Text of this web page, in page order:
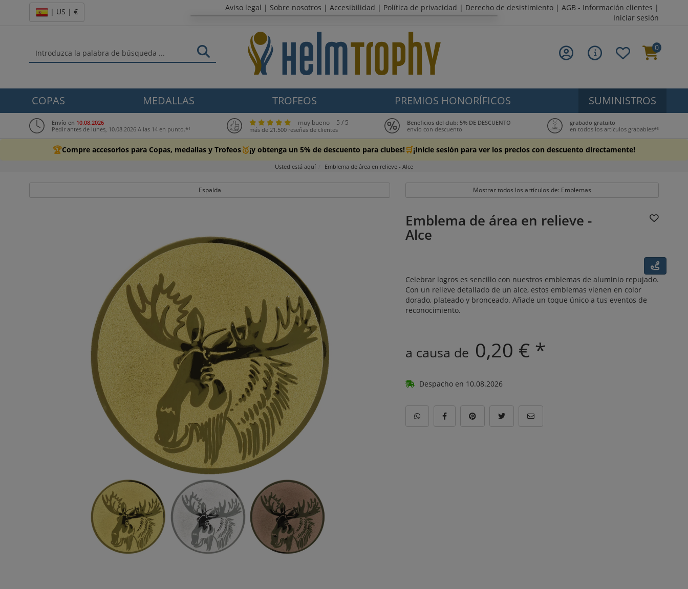
| US | € Aviso legal | Sobre nosotros | Accesibilidad | Política de privacidad | Derecho de desistimiento | AGB - Información clientes |
Iniciar sesión
0
COPAS MEDALLAS TROFEOS PREMIOS HONORÍFICOS SUMINISTROS
Envío en 10.08.2026
Pedir antes de lunes, 10.08.2026 A las 14 en punto.*¹
muy bueno 5 / 5
más de 21.500 reseñas de clientes
Beneficios del club: 5% DE DESCUENTO
envío con descuento
grabado gratuito
en todos los artículos grabables*³
🏆Compre accesorios para Copas, medallas y Trofeos🥇¡y obtenga un 5% de descuento para clubes! 🛒¡Inicie sesión para ver los precios con descuento directamente!
Usted está aquí Emblema de área en relieve - Alce
Espalda Mostrar todos los artículos de: Emblemas
Emblema de área en relieve -
Alce
Celebrar logros es sencillo con nuestros emblemas de aluminio repujado.
Con un relieve detallado de un alce, estos emblemas vienen en color
dorado, plateado y bronceado. Añade un toque único a tus eventos de
reconocimiento.
a causa de 0,20 € *
Despacho en 10.08.2026